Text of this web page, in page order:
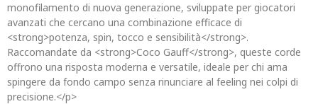
monofilamento di nuova generazione, sviluppate per giocatori
avanzati che cercano una combinazione efficace di
<strong>potenza, spin, tocco e sensibilità</strong>.
Raccomandate da <strong>Coco Gauff</strong>, queste corde
offrono una risposta moderna e versatile, ideale per chi ama
spingere da fondo campo senza rinunciare al feeling nei colpi di
precisione.</p>